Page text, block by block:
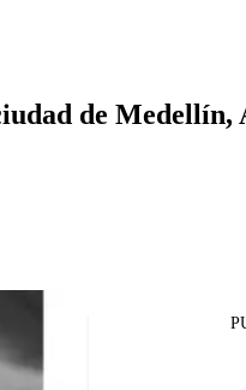
de Medellín,